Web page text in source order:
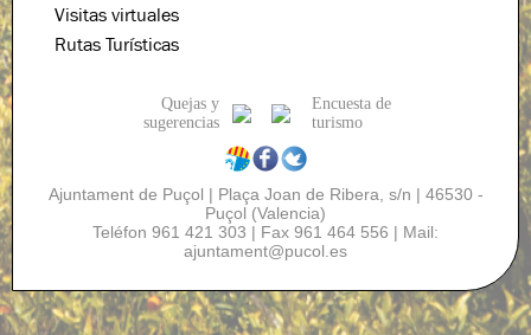
Visitas virtuales
Rutas Turísticas
Quejas y
sugerencias
Encuesta de
turismo
Ajuntament de Puçol | Plaça Joan de Ribera, s/n | 46530 -
Puçol (Valencia)
Teléfon 961 421 303 | Fax 961 464 556 | Mail:
ajuntament@pucol.es